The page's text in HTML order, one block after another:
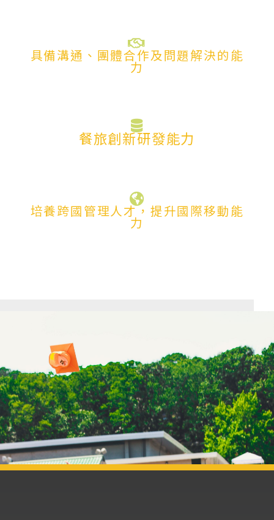
具備溝通、團體合作及問題解決的能
力
餐旅創新研發能力
培養跨國管理人才，提升國際移動能
力